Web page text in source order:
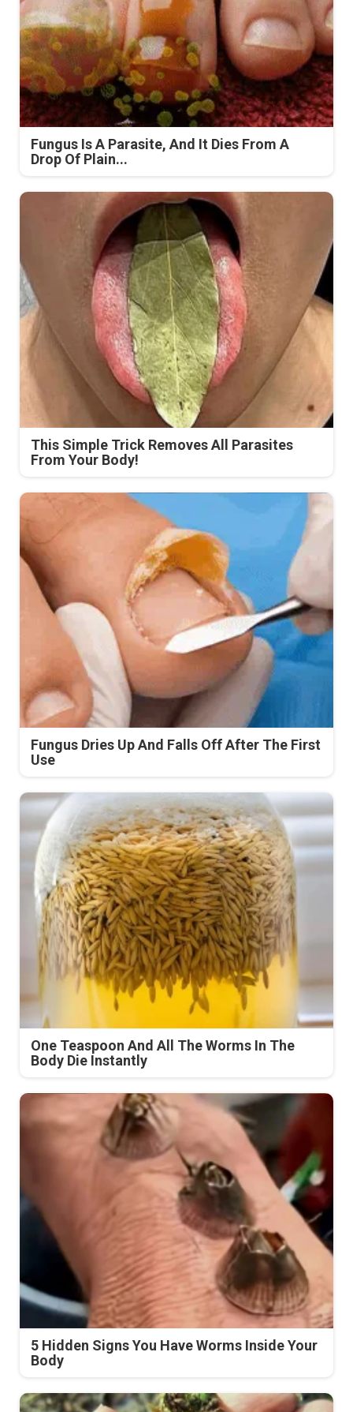
Fungus Is A Parasite, And It Dies From A
Drop Of Plain...
This Simple Trick Removes All Parasites
From Your Body!
Fungus Dries Up And Falls Off After The First
Use
One Teaspoon And All The Worms In The
Body Die Instantly
5 Hidden Signs You Have Worms Inside Your
Body